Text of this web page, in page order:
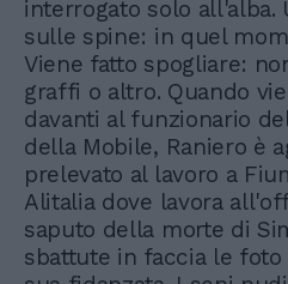
interrogato solo all'alba.
sulle spine: in quel
Viene fatto spogliare:
graffi o altro. Quando
davanti al funzionario
della Mobile, Raniero è
prelevato al lavoro a
Alitalia dove lavora
saputo della morte di
sbattute in faccia le